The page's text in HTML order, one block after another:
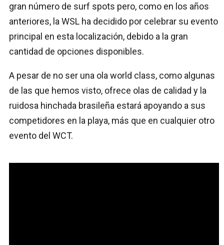
gran número de surf spots pero, como en los años
anteriores, la WSL ha decidido por celebrar su evento
principal en esta localización, debido a la gran
cantidad de opciones disponibles.
A pesar de no ser una ola world class, como algunas
de las que hemos visto, ofrece olas de calidad y la
ruidosa hinchada brasileña estará apoyando a sus
competidores en la playa, más que en cualquier otro
evento del WCT.